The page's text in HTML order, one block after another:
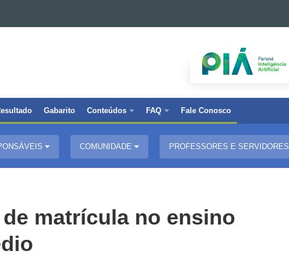
Gabarito Conteúdos FAQ Fale Conosco
COMUNIDADE PROFESSORES E SERVIDORES
matrícula no ensino